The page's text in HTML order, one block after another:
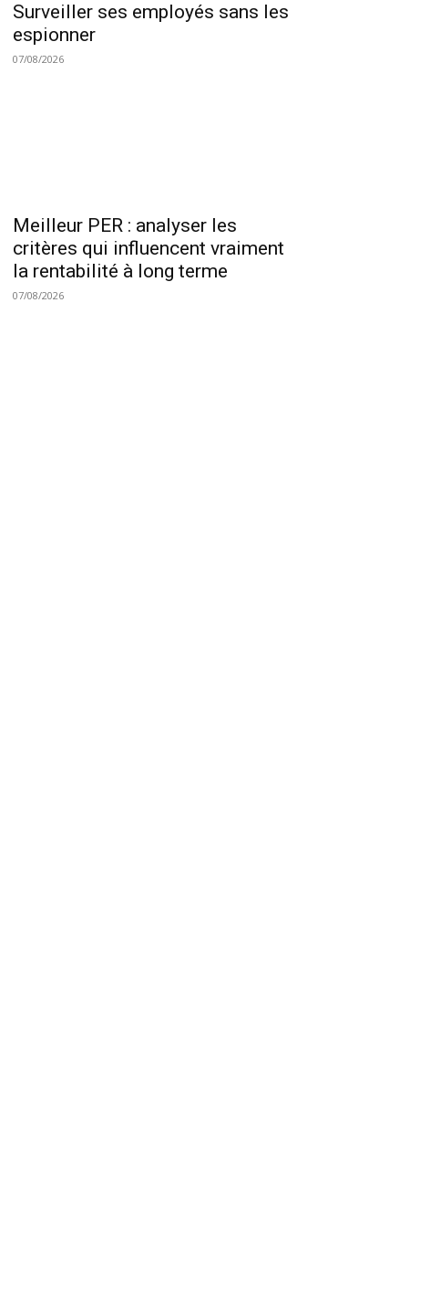
Surveiller ses employés sans les
espionner
07/08/2026
Meilleur PER : analyser les
critères qui influencent vraiment
la rentabilité à long terme
07/08/2026